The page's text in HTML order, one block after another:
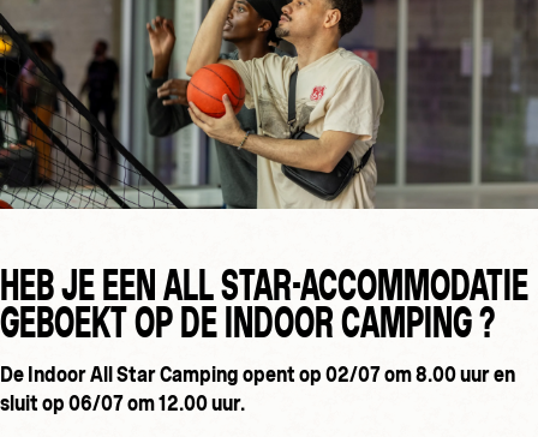
HEB JE EEN ALL STAR-ACCOMMODATIE
GEBOEKT OP DE INDOOR CAMPING ?
De Indoor All Star Camping opent op 02/07 om 8.00 uur en
sluit op 06/07 om 12.00 uur.